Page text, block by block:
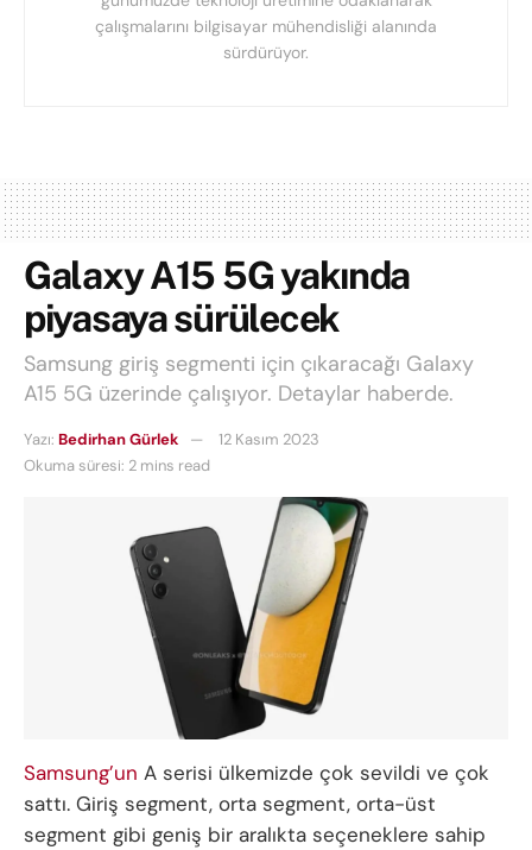
çalışmalarını bilgisayar mühendisliği alanında
sürdürüyor.
Galaxy A15 5G yakında
piyasaya sürülecek
Samsung giriş segmenti için çıkaracağı Galaxy
A15 5G üzerinde çalışıyor. Detaylar haberde.
Yazı: Bedirhan Gürlek
12 Kasım 2023
Okuma süresi: 2 mins read
Samsung’un A serisi ülkemizde çok sevildi ve çok
sattı. Giriş segment, orta segment, orta-üst
segment gibi geniş bir aralıkta seçeneklere sahip